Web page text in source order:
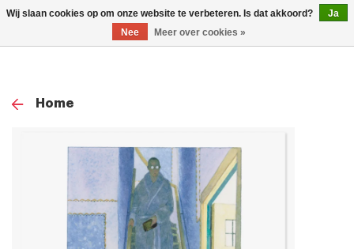
0
Home
Wij slaan cookies op om onze website te verbeteren. Is dat akkoord?
Ja
Nee
Meer over cookies »